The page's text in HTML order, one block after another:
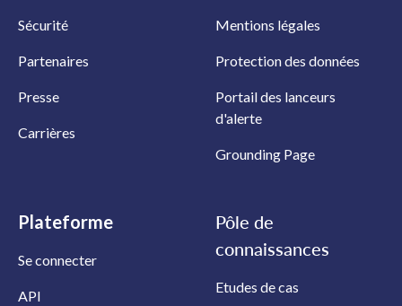
Sécurité
Partenaires
Presse
Carrières
Mentions légales
Protection des données
Portail des lanceurs
d'alerte
Grounding Page
Plateforme
Se connecter
API
Pôle de
connaissances
Etudes de cas